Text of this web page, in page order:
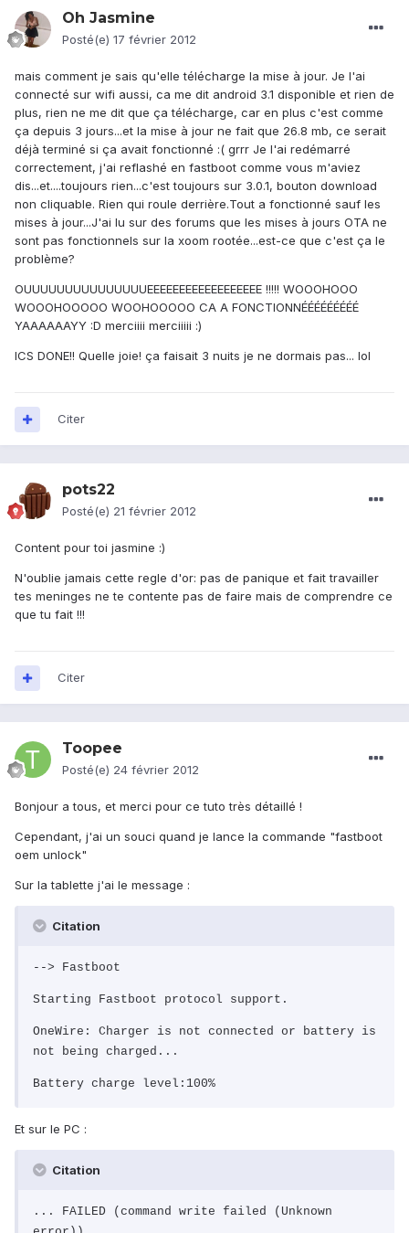
Oh Jasmine
Posté(e) 17 février 2012
mais comment je sais qu'elle télécharge la mise à jour. Je l'ai
connecté sur wifi aussi, ca me dit android 3.1 disponible et rien de
plus, rien ne me dit que ça télécharge, car en plus c'est comme
ça depuis 3 jours...et la mise à jour ne fait que 26.8 mb, ce serait
déjà terminé si ça avait fonctionné :( grrr Je l'ai redémarré
correctement, j'ai reflashé en fastboot comme vous m'aviez
dis...et....toujours rien...c'est toujours sur 3.0.1, bouton download
non cliquable. Rien qui roule derrière.Tout a fonctionné sauf les
mises à jour...J'ai lu sur des forums que les mises à jours OTA ne
sont pas fonctionnels sur la xoom rootée...est-ce que c'est ça le
problème?
OUUUUUUUUUUUUUUUEEEEEEEEEEEEEEEEEE !!!!! WOOOHOOO
WOOOHOOOOO WOOHOOOOO CA A FONCTIONNÉÉÉÉÉÉÉÉÉ
YAAAAAAYY :D merciiii merciiiii :)
ICS DONE!! Quelle joie! ça faisait 3 nuits je ne dormais pas... lol
Citer
pots22
Posté(e) 21 février 2012
Content pour toi jasmine :)
N'oublie jamais cette regle d'or: pas de panique et fait travailler
tes meninges ne te contente pas de faire mais de comprendre ce
que tu fait !!!
Citer
Toopee
Posté(e) 24 février 2012
Bonjour a tous, et merci pour ce tuto très détaillé !
Cependant, j'ai un souci quand je lance la commande "fastboot
oem unlock"
Sur la tablette j'ai le message :
Citation
--> Fastboot
Starting Fastboot protocol support.
OneWire: Charger is not connected or battery is
not being charged...
Battery charge level:100%
Et sur le PC :
Citation
... FAILED (command write failed (Unknown